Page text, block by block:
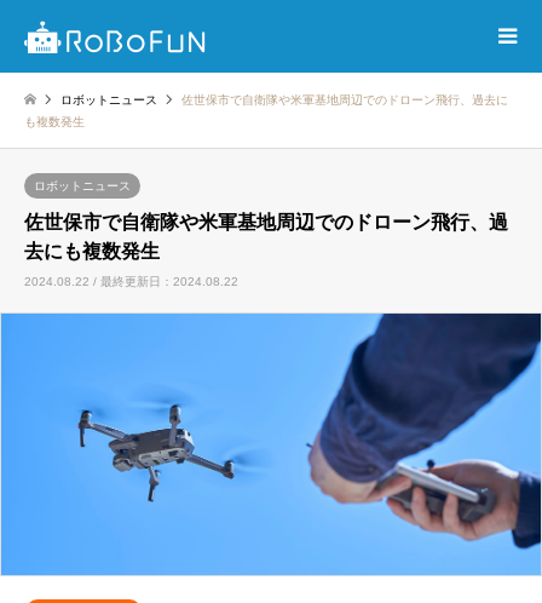
ロボットニュース
佐世保市で自衛隊や米軍基地周辺でのドローン飛行、過去に
も複数発生
ロボットニュース
佐世保市で自衛隊や米軍基地周辺でのドローン飛行、過
去にも複数発生
2024.08.22 / 最終更新日：2024.08.22